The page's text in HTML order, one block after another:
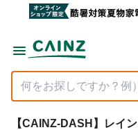
【CAINZ-DASH】レイ